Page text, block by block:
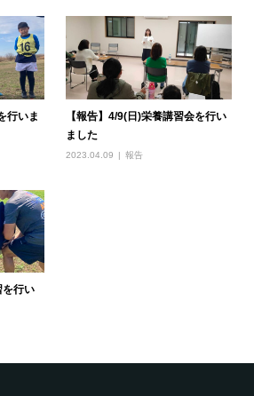
行いま
【報告】4/9(日)栄養講習会を行い
ました
2023.04.09 報告
を行い